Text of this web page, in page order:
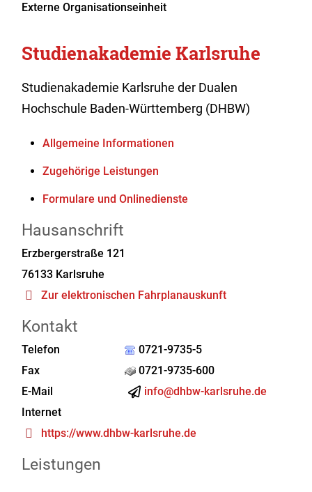
Externe Organisationseinheit
Studienakademie Karlsruhe
Studienakademie Karlsruhe der Dualen
Hochschule Baden-Württemberg (DHBW)
Allgemeine Informationen
Zugehörige Leistungen
Formulare und Onlinedienste
Hausanschrift
Erzbergerstraße 121
76133 Karlsruhe
Zur elektronischen Fahrplanauskunft
Kontakt
Telefon
0721-9735-5
Fax
0721-9735-600
E-Mail
info@dhbw-karlsruhe.de
Internet
https://www.dhbw-karlsruhe.de
Leistungen